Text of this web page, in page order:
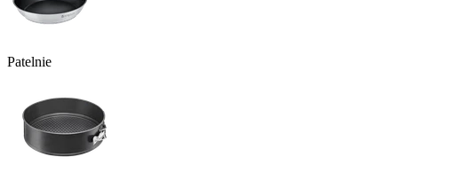
Patelnie